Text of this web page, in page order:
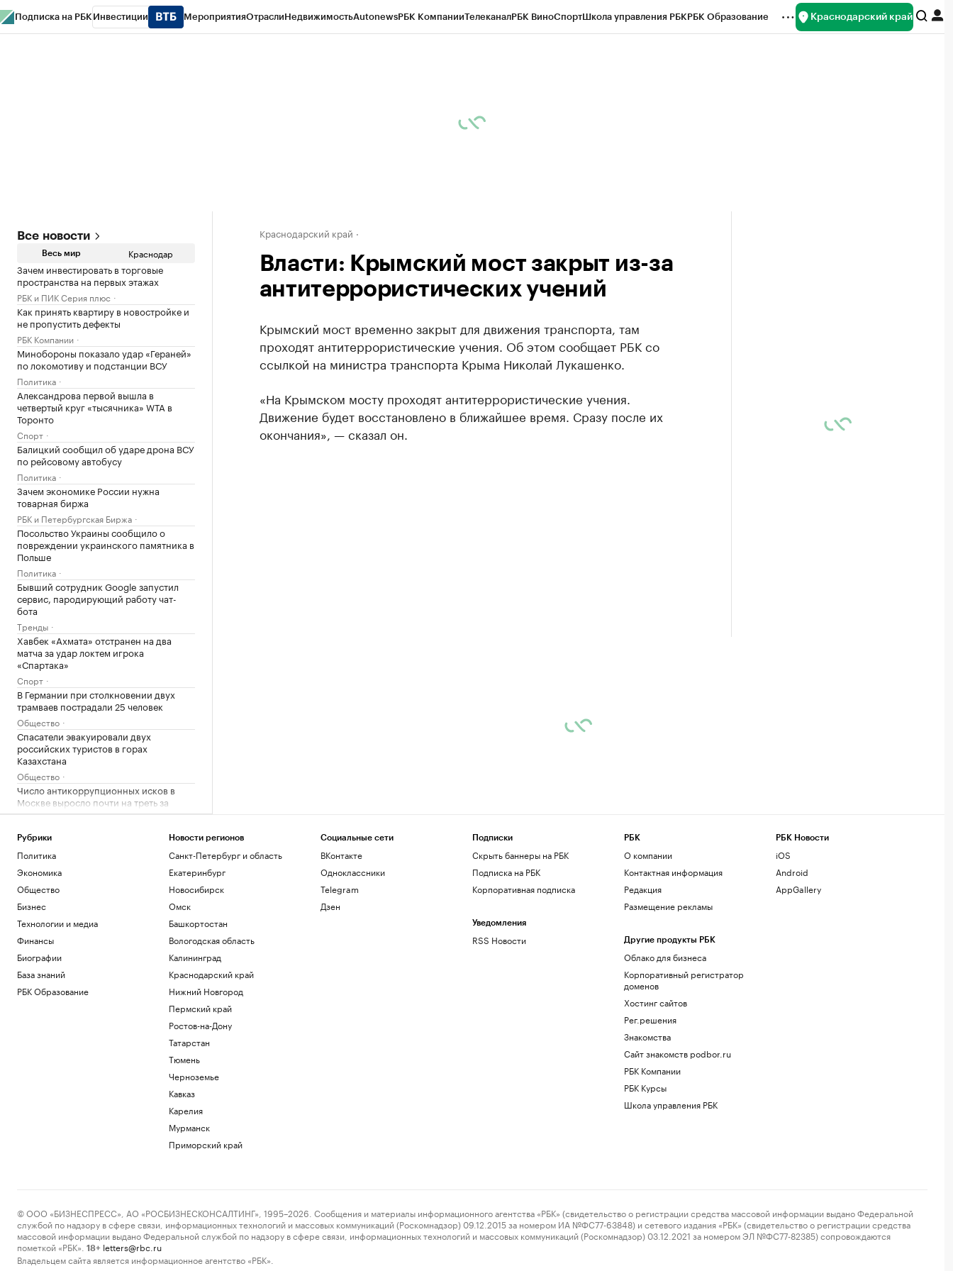
Подписка на РБК Инвестиции МероприятияОтраслиНедвижимостьAutonewsРБК КомпанииТелеканалРБК ВиноСпортШкола управления РБКРБК Образование Краснодарский край
Все новости
Весь мир Краснодар
Зачем инвестировать в торговые
пространства на первых этажах
РБК и ПИК Серия плюс
Как принять квартиру в новостройке и
не пропустить дефекты
РБК Компании
Минобороны показало удар «Гераней»
по локомотиву и подстанции ВСУ
Политика
Александрова первой вышла в
четвертый круг «тысячника» WTA в
Торонто
Спорт
Балицкий сообщил об ударе дрона ВСУ
по рейсовому автобусу
Политика
Зачем экономике России нужна
товарная биржа
РБК и Петербургская Биржа
Посольство Украины сообщило о
повреждении украинского памятника в
Польше
Политика
Бывший сотрудник Google запустил
сервис, пародирующий работу чат-
бота
Тренды
Хавбек «Ахмата» отстранен на два
матча за удар локтем игрока
«Спартака»
Спорт
В Германии при столкновении двух
трамваев пострадали 25 человек
Общество
Спасатели эвакуировали двух
российских туристов в горах
Казахстана
Общество
Число антикоррупционных исков в
Москве выросло почти на треть за
полгода
«Росатом» подписал соглашение о
строительстве ветропарка в Киргизии
Политика
Во дворе многоэтажки в Краснодаре
обнаружили обломки БПЛА
Краснодарский край
Семь признаков успешного бизнес-
центра
РБК и Upside
Китай ужесточил правила экспорта в
США беспилотников и комплектующих
Политика
УЕФА сохранил бойкот ЧМ из-за утраты
В каких регионах ослабили меры по
бензину. Карта и актуальная ситуация
предпринимателям подтвердить ущерб
Краснодарский край
Власти: Крымский мост закрыт из-за
антитеррористических учений
Крымский мост временно закрыт для движения транспорта, там
проходят антитеррористические учения. Об этом сообщает РБК со
ссылкой на министра транспорта Крыма Николай Лукашенко.
«На Крымском мосту проходят антитеррористические учения.
Движение будет восстановлено в ближайшее время. Сразу после их
окончания», — сказал он.
Рубрики
Политика
Экономика
Общество
Бизнес
Технологии и медиа
Финансы
Биографии
База знаний
РБК Образование
Новости регионов
Санкт-Петербург и область
Екатеринбург
Новосибирск
Омск
Башкортостан
Вологодская область
Калининград
Краснодарский край
Нижний Новгород
Пермский край
Ростов-на-Дону
Татарстан
Тюмень
Черноземье
Кавказ
Карелия
Мурманск
Приморский край
Социальные сети
ВКонтакте
Одноклассники
Telegram
Дзен
Подписки
Скрыть баннеры на РБК
Подписка на РБК
Корпоративная подписка
Уведомления
RSS Новости
РБК
О компании
Контактная информация
Редакция
Размещение рекламы
Другие продукты РБК
Облако для бизнеса
Корпоративный регистратор
доменов
Хостинг сайтов
Рег.решения
Знакомства
Сайт знакомств podbor.ru
РБК Компании
РБК Курсы
Школа управления РБК
РБК Новости
iOS
Android
AppGallery
© ООО «БИЗНЕСПРЕСС», АО «РОСБИЗНЕСКОНСАЛТИНГ», 1995–2026. Сообщения и материалы информационного агентства «РБК» (свидетельство о регистрации средства массовой информации выдано Федеральной
службой по надзору в сфере связи, информационных технологий и массовых коммуникаций (Роскомнадзор) 09.12.2015 за номером ИА №ФС77-63848) и сетевого издания «РБК» (свидетельство о регистрации средства
массовой информации выдано Федеральной службой по надзору в сфере связи, информационных технологий и массовых коммуникаций (Роскомнадзор) 03.12.2021 за номером ЭЛ №ФС77-82385) сопровождаются
пометкой «РБК».
18+ letters@rbc.ru
Владельцем сайта является информационное агентство «РБК».